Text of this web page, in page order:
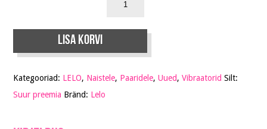
Lisa korvi
Kategooriad: LELO, Naistele, Paaridele,Uued,Vibraatorid Silt:
Suur preemia Bränd: Lelo